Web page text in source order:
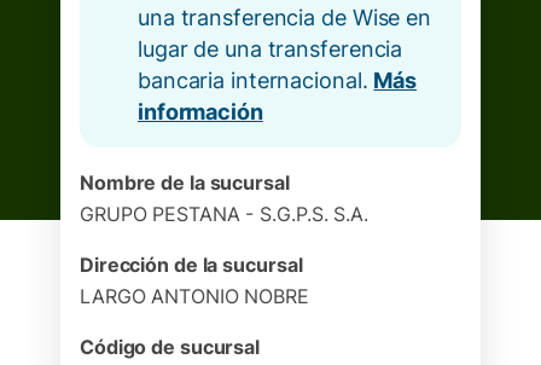
una transferencia de Wise en
lugar de una transferencia
bancaria internacional. Más
información
Nombre de la sucursal
GRUPO PESTANA - S.G.P.S. S.A.
Dirección de la sucursal
LARGO ANTONIO NOBRE
Código de sucursal